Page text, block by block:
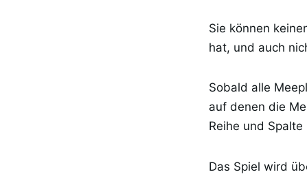
Sie können
hat, und auch
Sobald alle
auf denen die
Reihe und
Das Spiel wird